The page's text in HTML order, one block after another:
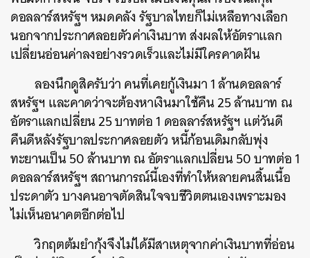
ดอลลาร์สหรัฐฯ หมดคลัง รัฐบาลไทยก็ไม่เหลือทางเลือก
นอกจากประกาศลอยตัวค่าเงินบาท ส่งผลให้อัตราแลก
เปลี่ยนอ่อนค่าลงอย่างรวดเร็วและไม่มีใครคาดฝัน
ลองนึกดูสิครับว่า คนที่เคยกู้เงินมา 1 ล้านดอลลาร์
สหรัฐฯ และคาดว่าจะต้องหาเงินมาใช้คืน 25 ล้านบาท ณ
อัตราแลกเปลี่ยน 25 บาทต่อ 1 ดอลลาร์สหรัฐฯ แต่วันดี
คืนดีหลังรัฐบาลประกาศลอยตัว หนี้ก้อนเดิมกลับพุ่ง
ทะยานเป็น 50 ล้านบาท ณ อัตราแลกเปลี่ยน 50 บาทต่อ 1
ดอลลาร์สหรัฐฯ สถานการณ์นี้เองที่ทำให้หลายคนสิ้นเนื้อ
ประดาตัว บางคนอาจตัดสินใจจบชีวิตตนเองเพราะมอง
ไม่เห็นอนาคตอีกต่อไป
วิกฤตต้มยำกุ้งจึงไม่ได้มีสาเหตุจากค่าเงินบาทที่อ่อน